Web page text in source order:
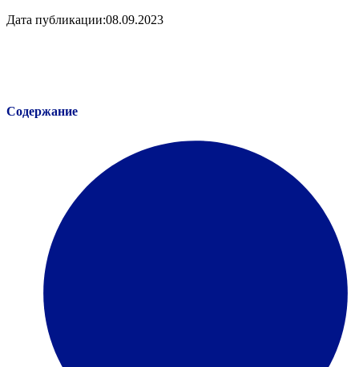
Дата публикации:08.09.2023
Содержание